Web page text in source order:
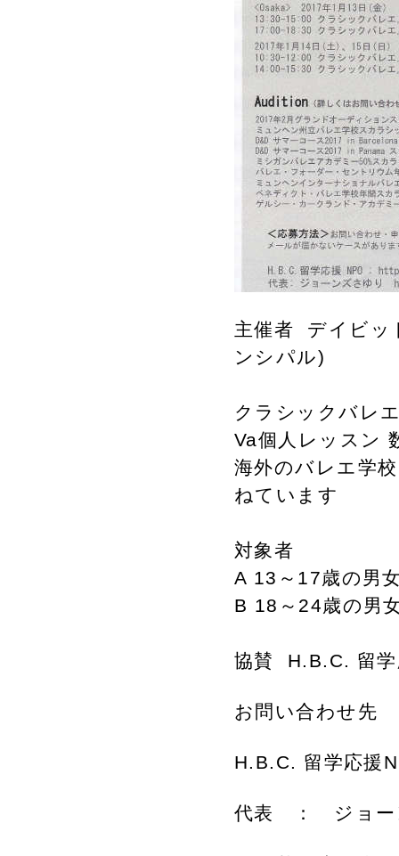
主催者 デイビッ
ンシパル)
クラシックバレ
Va個人レッスン
海外のバレエ学
ねています
対象者
A 13～17歳の男
B 18～24歳の男
協賛 H.B.C. 留学
お問い合わせ先
H.B.C. 留学応
代表 ： ジョー